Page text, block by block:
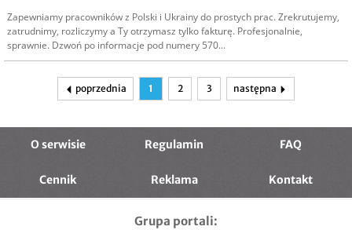
Zapewniamy pracowników z Polski i Ukrainy do prostych prac. Zrekrutujemy,
zatrudnimy, rozliczymy a Ty otrzymasz tylko fakturę. Profesjonalnie,
sprawnie. Dzwoń po informacje pod numery 570...
poprzednia 1 2 3 następna
O serwisie Regulamin FAQ
Cennik Reklama Kontakt
Grupa portali: